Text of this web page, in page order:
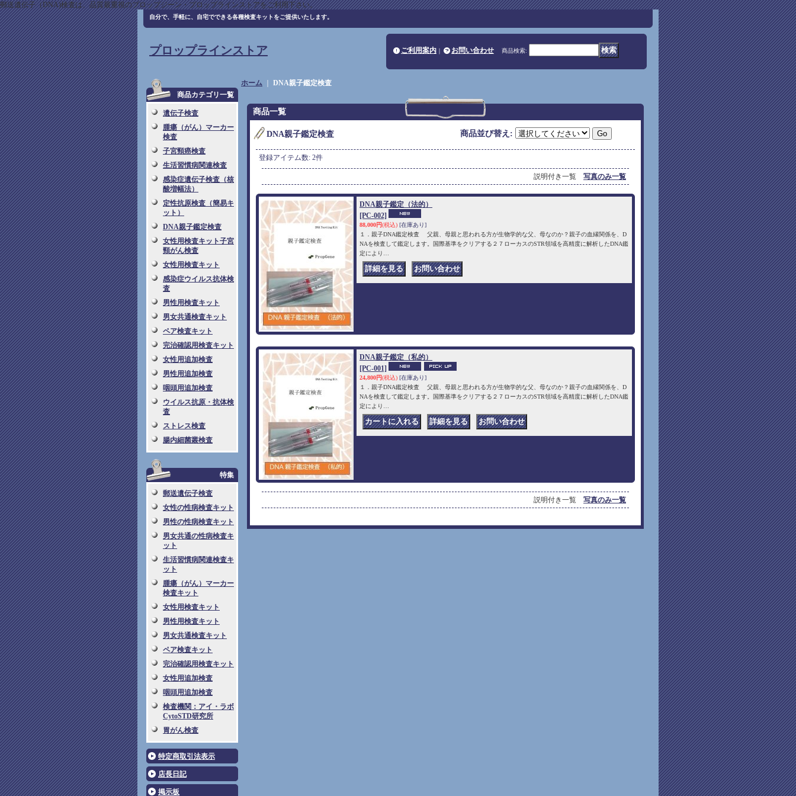
郵送遺伝子（DNA)検査は、品質最重視のプロップジーン・プロップラインストアをご利用下さい。
自分で、手軽に、自宅でできる各種検査キットをご提供いたします。
プロップラインストア ご利用案内 ｜ お問い合わせ 商品検索:
商品カテゴリ一覧
遺伝子検査
腫瘍（がん）マーカー
検査
子宮頸癌検査
生活習慣病関連検査
感染症遺伝子検査（核
酸増幅法）
定性抗原検査（簡易キ
ット）
DNA親子鑑定検査
女性用検査キット子宮
頸がん検査
女性用検査キット
感染症ウイルス抗体検
査
男性用検査キット
男女共通検査キット
ペア検査キット
完治確認用検査キット
女性用追加検査
男性用追加検査
咽頭用追加検査
ウイルス抗原・抗体検
査
ストレス検査
腸内細菌叢検査
特集
郵送遺伝子検査
女性の性病検査キット
男性の性病検査キット
男女共通の性病検査キ
ット
生活習慣病関連検査キ
ット
腫瘍（がん）マーカー
検査キット
女性用検査キット
男性用検査キット
男女共通検査キット
ペア検査キット
完治確認用検査キット
女性用追加検査
咽頭用追加検査
検査機関：アイ・ラボ
CytoSTD研究所
胃がん検査
特定商取引法表示
店長日記
掲示板
ホーム DNA親子鑑定検査
商品一覧
DNA親子鑑定検査 商品並び替え :
登録アイテム数: 2件
説明付き一覧 写真のみ一覧
DNA親子鑑定（法的）
[PC-002]
88,000円(税込) [在庫あり]
１．親子DNA鑑定検査 父親、母親と思われる方が生物学的な父、母なのか？親子の血縁関係を、D
NAを検査して鑑定します。国際基準をクリアする２７ローカスのSTR領域を高精度に解析したDNA鑑
定により…
DNA親子鑑定（私的）
[PC-001]
24,800円(税込) [在庫あり]
１．親子DNA鑑定検査 父親、母親と思われる方が生物学的な父、母なのか？親子の血縁関係を、D
NAを検査して鑑定します。国際基準をクリアする２７ローカスのSTR領域を高精度に解析したDNA鑑
定により…
説明付き一覧 写真のみ一覧